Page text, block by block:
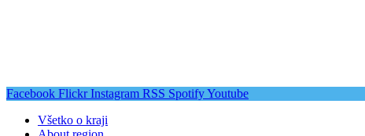
Facebook Flickr Instagram RSS SpotifyYoutube
Všetko o kraji